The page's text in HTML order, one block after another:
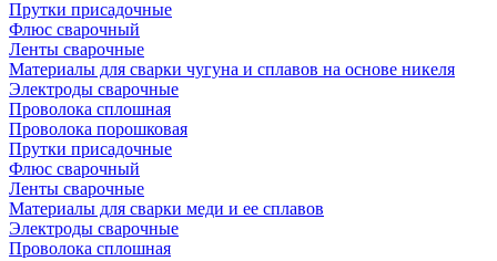
Прутки присадочные
Флюс сварочный
Ленты сварочные
Материалы для сварки чугуна и сплавов на основе никеля
Электроды сварочные
Проволока сплошная
Проволока порошковая
Прутки присадочные
Флюс сварочный
Ленты сварочные
Материалы для сварки меди и ее сплавов
Электроды сварочные
Проволока сплошная